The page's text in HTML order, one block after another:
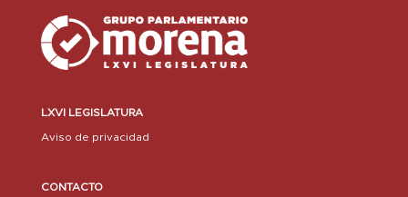
LXVI LEGISLATURA
Aviso de privacidad
CONTACTO